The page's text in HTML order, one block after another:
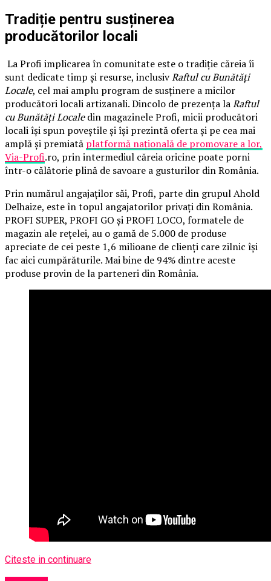
Tradiție pentru susținerea
producătorilor locali
La Profi implicarea în comunitate este o tradiție căreia îi
sunt dedicate timp și resurse, inclusivRaftul cu Bunătăți
Locale, cel mai amplu program de susținere a micilor
producători locali artizanali. Dincolo de prezența laRaftul
cu Bunătăți Localedin magazinele Profi, micii producători
locali își spun poveștile și își prezintă oferta și pe cea mai
amplă și premiată platformă națională de promovare a lor,
Via-Profi.ro, prin intermediul căreia oricine poate porni
într-o călătorie plină de savoare a gusturilor din România.
Prin numărul angajaților săi, Profi, parte din grupul Ahold
Delhaize, este în topul angajatorilor privați din România.
PROFI SUPER, PROFI GO și PROFI LOCO, formatele de
magazin ale rețelei, au o gamă de 5.000 de produse
apreciate de cei peste 1,6 milioane de clienți care zilnic își
fac aici cumpărăturile. Mai bine de 94% dintre aceste
produse provin de la parteneri din România.
Citeste in continuare